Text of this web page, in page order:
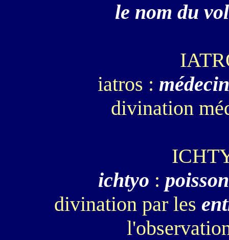
le nom du
iatros : médecin
divination
ichtyo : poisson
divination par les